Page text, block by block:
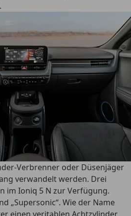
Verbrenner oder Düsenjäger
verwandelt werden. Drei
im Ioniq 5 N zur Verfügung.
„Supersonic“. Wie der Name